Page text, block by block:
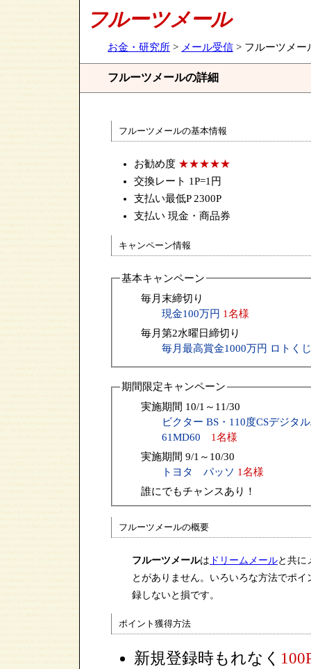
フルーツメール
お金・研究所 > メール受信 > フルーツメー
フルーツメールの詳細
フルーツメールの基本情報
お勧め度 ★★★★★
交換レート 1P=1円
支払い最低P 2300P
支払い 現金・商品券
キャンペーン情報
基本キャンペーン
毎月末締切り
現金100万円 1名様
毎月第2水曜日締切り
毎月最高賞金1000万円 ロトく
期間限定キャンペーン
実施期間 10/1～11/30
ビクター BS・110度CSデジタ
61MD60
1名様
実施期間 9/1～10/30
トヨタ パッソ 1名様
誰にでもチャンスあり！
フルーツメールの概要
フルーツメールは ドリームメールと共に
とがありません。いろいろな方法でポ
録しないと損です。
ポイント獲得方法
新規登録時もれなく